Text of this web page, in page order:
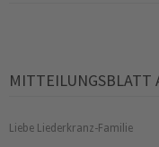
MITTEILUNGSBLATT
Liebe Liederkranz-Familie